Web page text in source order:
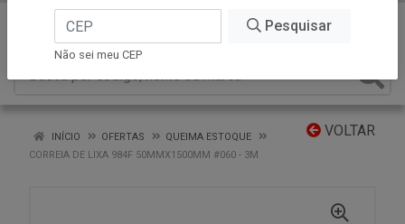
VOLTAR
INÍCIO OFERTAS
QUEIMA ESTOQUE
CORREIA DE LIXA 984F 50MMX1500MM #060 - 3M
Pesquisar
Não sei meu CEP